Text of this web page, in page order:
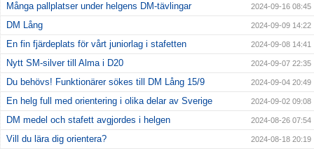
Många pallplatser under helgens DM-tävlingar 2024-09-16 08:45
DM Lång 2024-09-09 14:22
En fin fjärdeplats för vårt juniorlag i stafetten 2024-09-08 14:41
Nytt SM-silver till Alma i D20 2024-09-07 22:35
Du behövs! Funktionärer sökes till DM Lång 15/9 2024-09-04 20:49
En helg full med orientering i olika delar av Sverige 2024-09-02 09:08
DM medel och stafett avgjordes i helgen 2024-08-26 07:54
Vill du lära dig orientera? 2024-08-18 20:19